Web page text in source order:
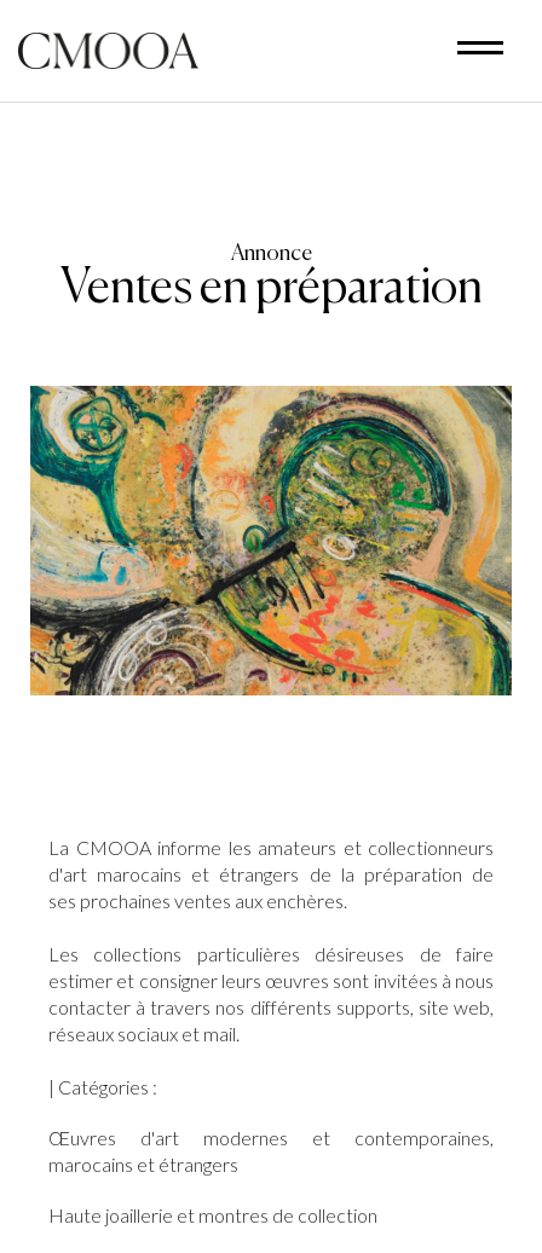
contenu
principal
Annonce
Ventes en préparation
La CMOOA informe les amateurs et collectionneurs
d'art marocains et étrangers de la préparation de
ses prochaines ventes aux enchères.
Les collections particulières désireuses de faire
estimer et consigner leurs œuvres sont invitées à nous
contacter à travers nos différents supports, site web,
réseaux sociaux et mail.
| Catégories :
Œuvres d'art modernes et contemporaines,
marocains et étrangers
Haute joaillerie et montres de collection